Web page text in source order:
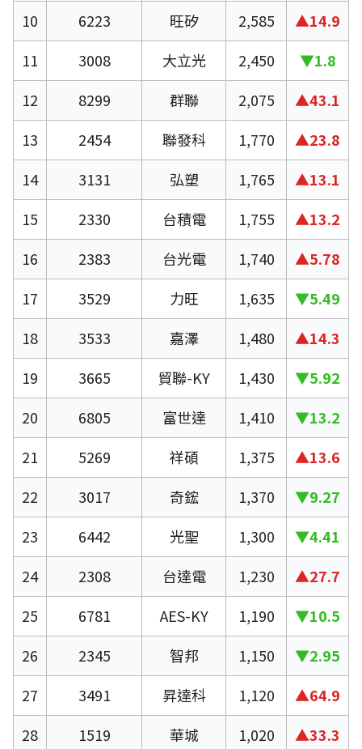
10
6223 旺矽 2,585
▲14.9
11
3008 大立光 2,450
▼1.8
12
8299 群聯 2,075
▲43.1
13
2454 聯發科 1,770
▲23.8
14
3131 弘塑 1,765
▲13.1
15
2330 台積電 1,755
▲13.2
16
2383 台光電 1,740
▲5.78
17
3529 力旺 1,635
▼5.49
18
3533 嘉澤 1,480
▲14.3
19
3665 貿聯-KY 1,430
▼5.92
20
6805 富世達 1,410
▼13.2
21
5269 祥碩 1,375
▲13.6
22
3017 奇鋐 1,370
▼9.27
23
6442 光聖 1,300
▼4.41
24
2308 台達電 1,230
▲27.7
25
6781 AES-KY 1,190
▼10.5
26
2345 智邦 1,150
▼2.95
27
3491 昇達科 1,120
▲64.9
28
1519 華城 1,020
▲33.3